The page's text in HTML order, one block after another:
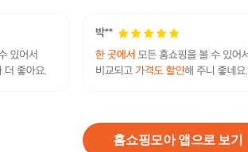
홈쇼핑모아 앱으로 보기
레티날샷 탄력 리페어 앰플 30ml